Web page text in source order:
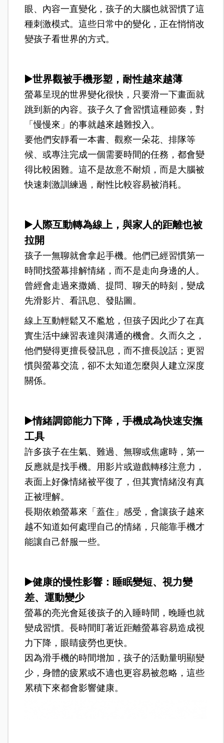
眼、內容一直變化，孩子的大腦也就習慣了這
種刺激模式。這些日常中的變化，正在悄悄改
變孩子看世界的方式。
▶️世界觀被手機形塑，耐性越來越薄
螢幕呈現的世界變化很快，只要滑一下畫面就
跳到新的內容。孩子久了會習慣這種節奏，對
「慢慢來」的事就越來越難投入。
要他們安靜看一本書、觀察一朵花、排隊等
候、或專注完成一個需要時間的任務，都會變
得比較困難。這不是故意不耐煩，而是大腦被
快速刺激訓練過，耐性比較容易被消耗。
▶️人際互動轉為線上，與家人的距離也被
拉開
孩子一無聊就會拿起手機。他們已經習慣第一
時間找螢幕排解情緒，而不是走向身邊的人。
曾經會走過來撒嬌、提問、聊天的時刻，變成
先滑影片、看訊息、發貼圖。
線上互動輕鬆又不尷尬，但孩子因此少了在真
實生活中練習表達與溝通的機會。久而久之，
他們變得更擅長發訊息，而不擅長說話；更習
慣與螢幕交流，卻不太知道怎麼與人建立深度
關係。
▶️情緒調節能力下降，手機成為快速安撫
工具
許多孩子在生氣、難過、無聊或焦慮時，第一
反應就是找手機。用影片或遊戲轉移注意力，
表面上好像情緒被平復了，但其實情緒沒有真
正被理解。
長期依賴螢幕來「蓋住」感受，會讓孩子越來
越不知道如何處理自己的情緒，只能靠手機才
能讓自己舒服一些。
▶️健康的慢性影響：睡眠變短、視力變
差、運動變少
螢幕的亮光會延後孩子的入睡時間，晚睡也就
變成習慣。長時間盯著近距離螢幕容易造成視
力下降，眼睛疲勞也更快。
因為滑手機的時間增加，孩子的活動量明顯變
少，身體的疲累或不適也更容易被忽略，這些
累積下來都會影響健康。